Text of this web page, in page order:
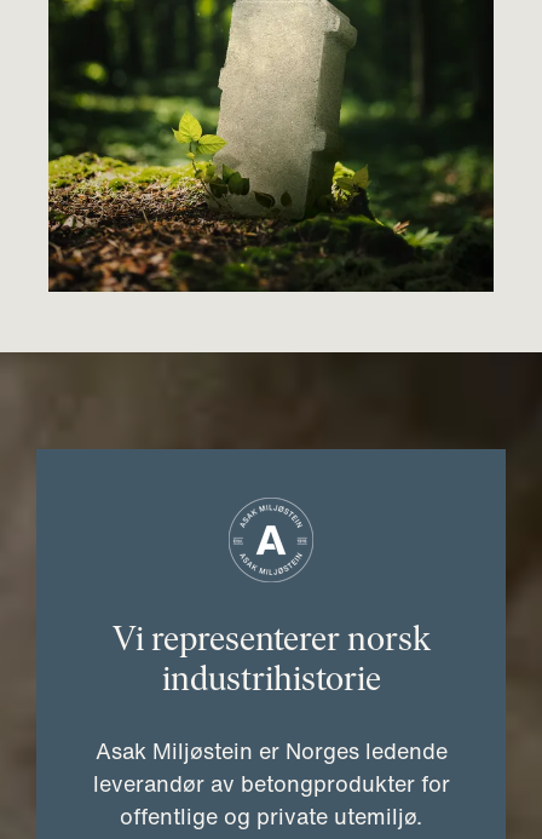
Vi representerer norsk
industrihistorie
Asak Miljøstein er Norges ledende
leverandør av betongprodukter for
offentlige og private utemiljø.